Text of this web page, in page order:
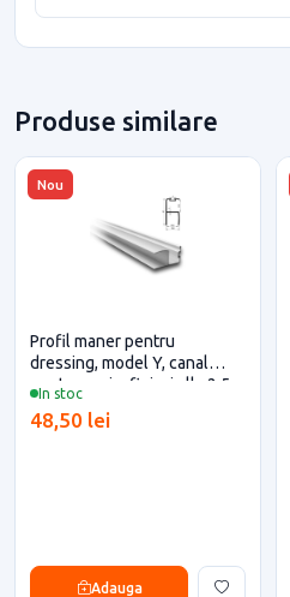
Produse similare
Nou
In stoc
Profil maner pentru
dressing, model Y, canal
pentru perie, finisaj alb, 2.5
48,50 lei
Adauga